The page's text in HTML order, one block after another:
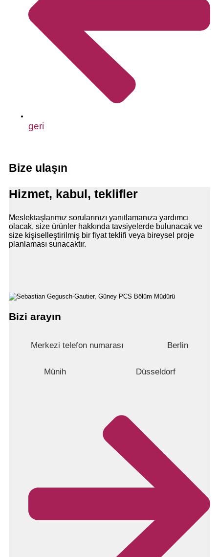
geri
Bize ulaşın
Hizmet, kabul, teklifler
Meslektaşlarımız sorularınızı yanıtlamanıza yardımcı
olacak, size ürünler hakkında tavsiyelerde bulunacak ve
size kişiselleştirilmiş bir fiyat teklifi veya bireysel proje
planlaması sunacaktır.
Bizi arayın
Merkezi telefon numarası Berlin
Münih Düsseldorf